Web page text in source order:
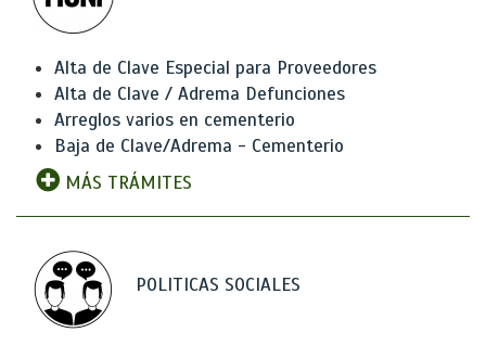
Alta de Clave Especial para Proveedores
Alta de Clave / Adrema Defunciones
Arreglos varios en cementerio
Baja de Clave/Adrema - Cementerio
MÁS TRÁMITES
POLITICAS SOCIALES